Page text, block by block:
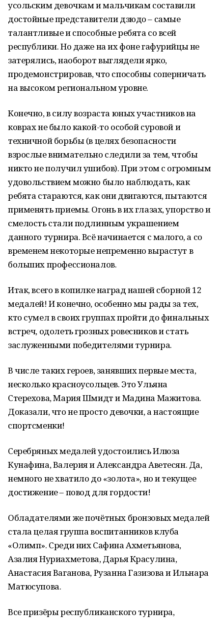
усольским девочкам и мальчикам составили
достойные представители дзюдо – самые
талантливые и способные ребята со всей
республики. Но даже на их фоне гафурийцы не
затерялись, наоборот выглядели ярко,
продемонстрировав, что способны соперничать
на высоком региональном уровне.
Конечно, в силу возраста юных участников на
коврах не было какой-то особой суровой и
техничной борьбы (в целях безопасности
взрослые внимательно следили за тем, чтобы
никто не получил ушибов). При этом с огромным
удовольствием можно было наблюдать, как
ребята стараются, как они двигаются, пытаются
применять приемы. Огонь в их глазах, упорство и
смелость стали подлинным украшением
данного турнира. Всё начинается с малого, а со
временем некоторые непременно вырастут в
больших профессионалов.
Итак, всего в копилке наград нашей сборной 12
медалей! И конечно, особенно мы рады за тех,
кто сумел в своих группах пройти до финальных
встреч, одолеть грозных ровесников и стать
заслуженными победителями турнира.
В числе таких героев, занявших первые места,
несколько красноусольцев. Это Ульяна
Стерехова, Мария Шмидт и Мадина Мажитова.
Доказали, что не просто девочки, а настоящие
спортсменки!
Серебряных медалей удостоились Илюза
Кунафина, Валерия и Александра Аветесян. Да,
немного не хватило до «золота», но и текущее
достижение – повод для гордости!
Обладателями же почётных бронзовых медалей
стала целая группа воспитанников клуба
«Олимп». Среди них Сафина Ахметьянова,
Азалия Нуриахметова, Дарья Красулина,
Анастасия Ваганова, Рузанна Газизова и Ильнара
Матюсупова.
Все призёры республиканского турнира,